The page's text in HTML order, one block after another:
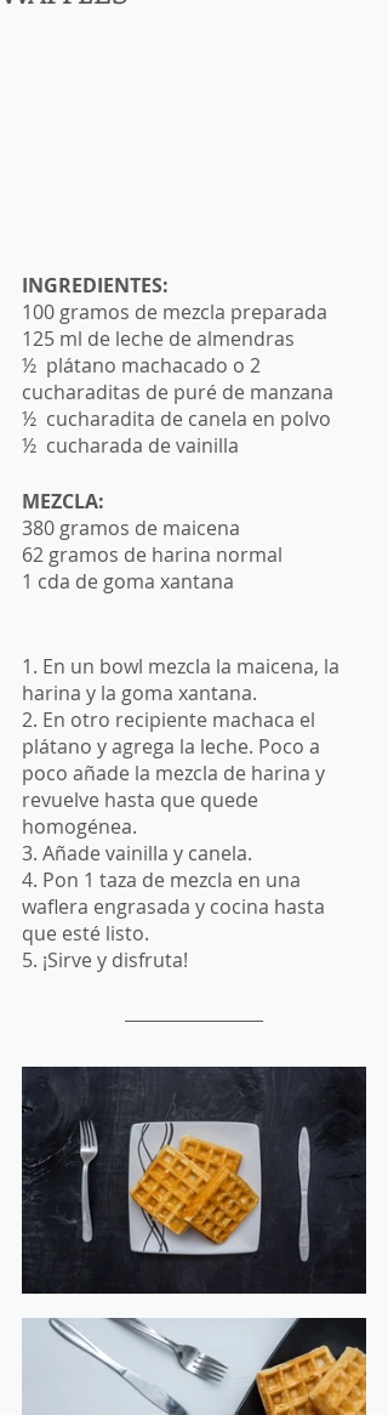
INGREDIENTES:
100 gramos de mezcla preparada
125 ml de leche de almendras
½  plátano machacado o 2
cucharaditas de puré de manzana
½  cucharadita de canela en polvo
½  cucharada de vainilla
MEZCLA:
380 gramos de maicena
62 gramos de harina normal
1 cda de goma xantana
1. En un bowl mezcla la maicena, la
harina y la goma xantana.
2. En otro recipiente machaca el
plátano y agrega la leche. Poco a
poco añade la mezcla de harina y
revuelve hasta que quede
homogénea.
3. Añade vainilla y canela.
4. Pon 1 taza de mezcla en una
waflera engrasada y cocina hasta
que esté listo.
5. ¡Sirve y disfruta!